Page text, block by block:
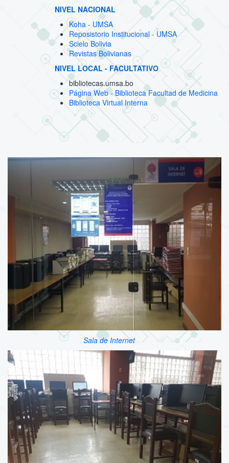
NIVEL NACIONAL
Koha - UMSA
Reposistorio Institucional - UMSA
Scielo Bolivia
Revistas Bolivianas
NIVEL LOCAL - FACULTATIVO
bibliotecas.umsa.bo
Página Web - Biblioteca Facultad de Medicina
Biblioteca Virtual Interna
Sala de Internet